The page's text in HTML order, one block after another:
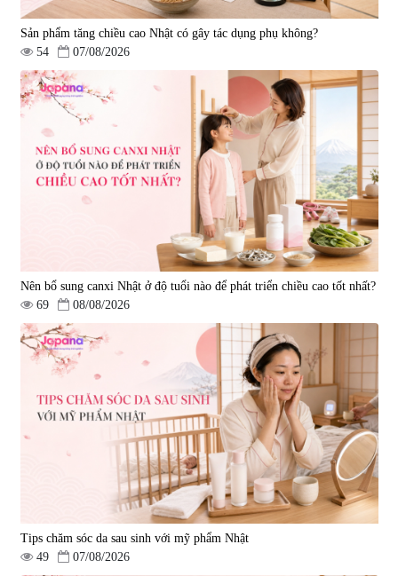
Sản phẩm tăng chiều cao Nhật có gây tác dụng phụ không?
54
07/08/2026
Nên bổ sung canxi Nhật ở độ tuổi nào để phát triển chiều cao tốt nhất?
69
08/08/2026
Tips chăm sóc da sau sinh với mỹ phẩm Nhật
49
07/08/2026